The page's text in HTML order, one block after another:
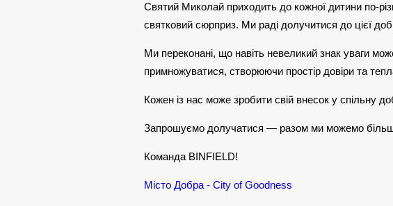
Святий Миколай приходить до кожної дитини по-
святковий сюрприз. Ми раді долучитися до цієї
Ми переконані, що навіть невеликий знак уваги
примножуватися, створюючи простір довіри та
Кожен із нас може зробити свій внесок у спільну
Запрошуємо долучатися — разом ми можемо
Команда BINFIELD!
Місто Добра - City of Goodness